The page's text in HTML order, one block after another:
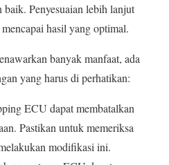
baik. Penyesuaian lebih lanjut
hasil yang optimal.
banyak manfaat, ada
yang harus di perhatikan:
ECU dapat membatalkan
Pastikan untuk memeriksa
modifikasi ini.